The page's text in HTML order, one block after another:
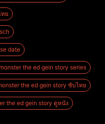
ย
date
monster the ed gein story series
the ed gein story ซับไทย
the ed gein story ดูหนัง